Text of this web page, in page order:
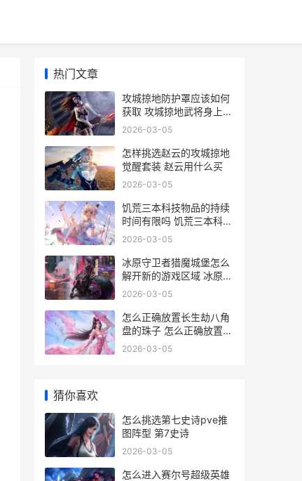
热门文章
攻城掠地防护罩应该如何
获取 攻城掠地武将身上护
罩是什么
2026-03-05
怎样挑选赵云的攻城掠地
觉醒套装 赵云用什么买
2026-03-05
饥荒三本科技物品的持续
时间有限吗 饥荒三本科技
物品大全
2026-03-05
冰原守卫者猎魔城堡怎么
解开新的游戏区域 冰原守
卫者游戏视频
2026-03-05
怎么正确放置长生劫八角
盘的珠子 怎么正确放置长
期避孕药
2026-03-05
猜你喜欢
怎么挑选第七史诗pve推
图阵型 第7史诗
2026-03-05
怎么进入赛尔号超级英雄